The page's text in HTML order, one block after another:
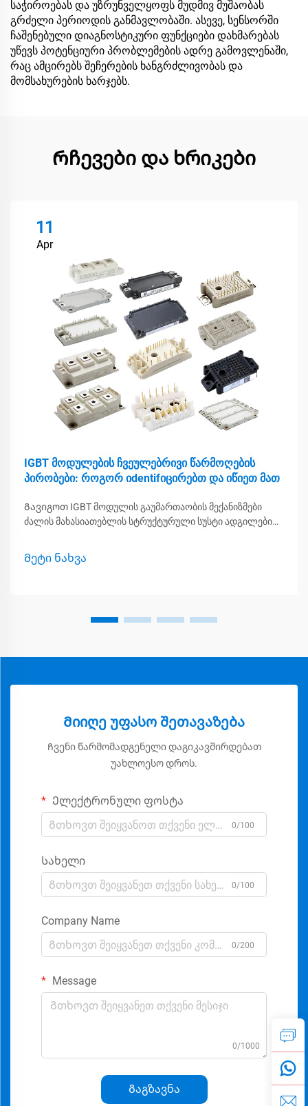
საჭიროებას და უზრუნველყოფს მუდმივ მუშაობას
გრძელი პერიოდის განმავლობაში. ასევე, სენსორში
ჩაშენებული დიაგნოსტიკური ფუნქციები დახმარებას
უწევს პოტენციური პრობლემების ადრე გამოვლენაში,
რაც ამცირებს შეჩერების ხანგრძლივობას და
მომსახურების ხარჯებს.
Რჩევები და ხრიკები
11
Apr
IGBT მოდულების ჩვეულებრივი წარმოღების
პირობები: როგორ იdentifიცირებთ და იწიეთ მათ
Გავიგოთ IGBT მოდულის გაუმართაობის მექანიზმები
ძალის მახასიათებლის სტრუქტურული სუსტი ადგილები
რომელიც ხშირად იწვევს გაუმართაობას...
Მეტი ნახვა
Მიიღე უფასო შეთავაზება
Ჩვენი წარმომადგენელი დაგიკავშირდებათ
უახლოესო დროს.
Ელექტრონული ფოსტა
0/100
Სახელი
0/100
Company Name
0/200
Message
0/1000
Გაგზავნა